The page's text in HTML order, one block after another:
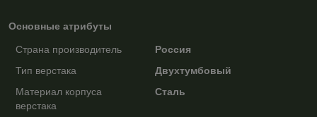
Основные атрибуты
Страна производитель
Россия
Тип верстака
Двухтумбовый
Материал корпуса
верстака
Сталь